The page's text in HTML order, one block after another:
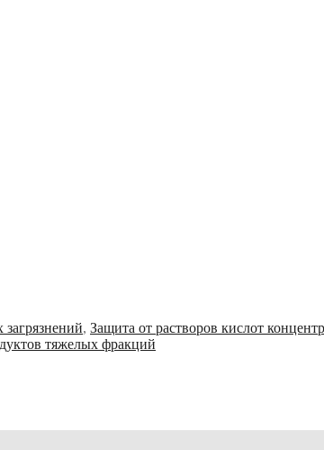
, Защита от растворов кислот
тяжелых фракций